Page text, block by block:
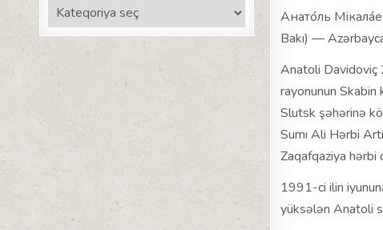
Анато́ль
Bakı) —
Anatoli Davidoviç
rayonunun Skabin
Slutsk şəhərinə
Sumı Ali Hərbi
Zaqafqaziya hərbi
1991-ci ilin
yüksələn Anatoli
Kateqoriyalar